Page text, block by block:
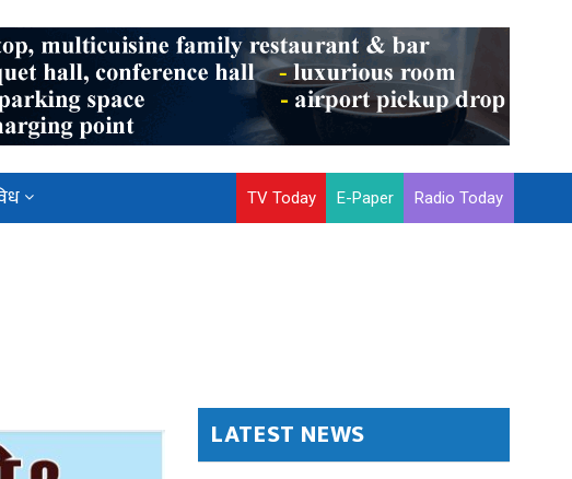
TV Today E-Paper Radio Today
LATEST NEWS